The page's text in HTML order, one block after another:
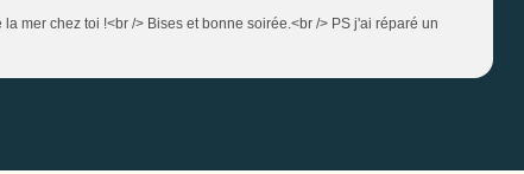
mer chez toi !<br /> Bises et bonne soirée.<br /> PS j'ai réparé un